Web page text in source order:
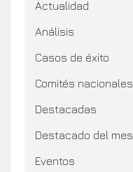
Actualidad
Análisis
Casos de éxito
Comités nacionales
Destacadas
Destacado del mes
Eventos